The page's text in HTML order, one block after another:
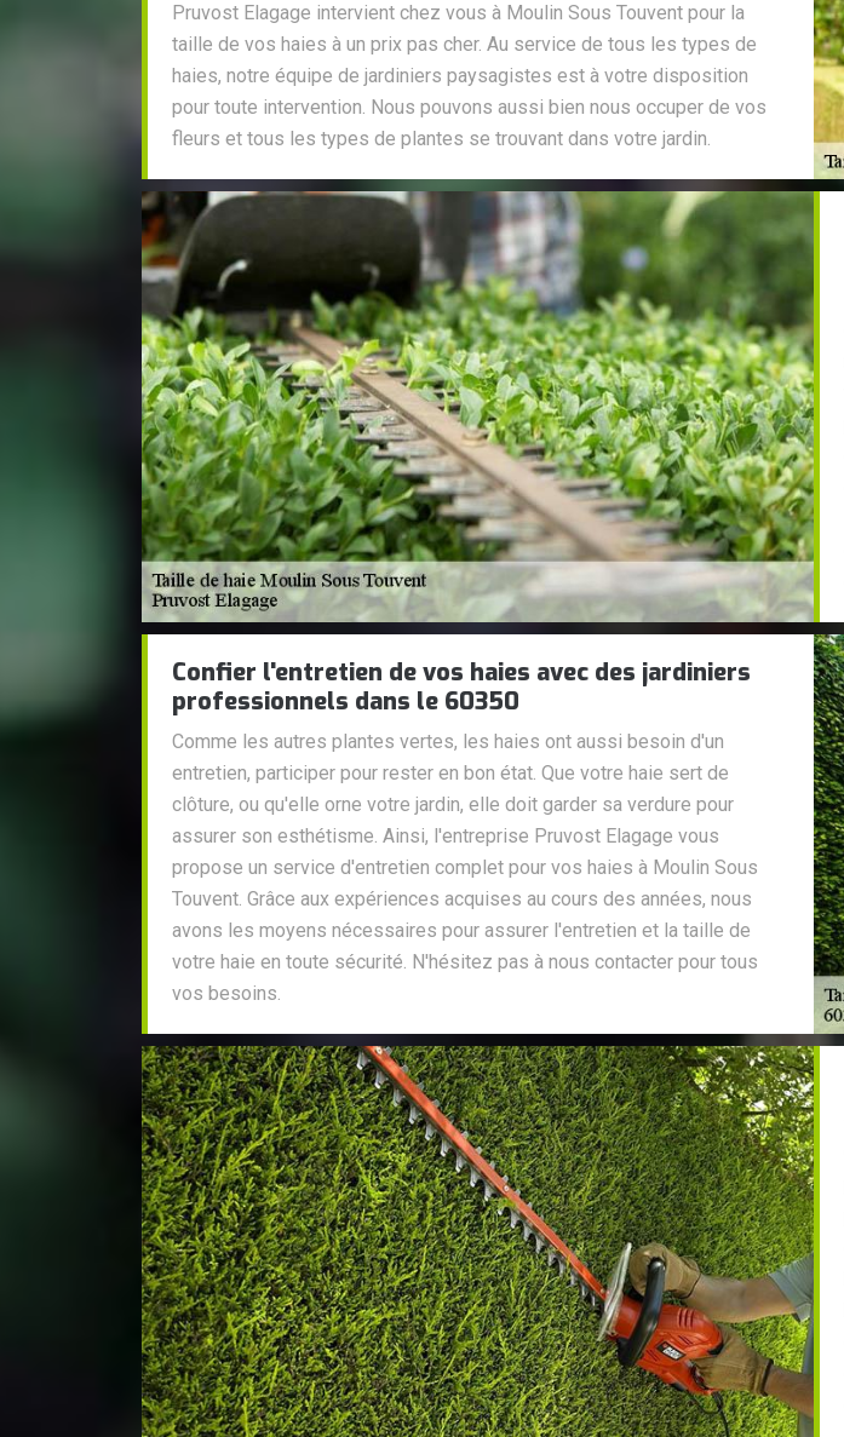
Pruvost Elagage intervient chez vous à Moulin Sous Touvent pour la
taille de vos haies à un prix pas cher. Au service de tous les types de
haies, notre équipe de jardiniers paysagistes est à votre disposition
pour toute intervention. Nous pouvons aussi bien nous occuper de vos
fleurs et tous les types de plantes se trouvant dans votre jardin.
Confier l'entretien de vos haies avec des jardiniers
professionnels dans le 60350
Comme les autres plantes vertes, les haies ont aussi besoin d'un
entretien, participer pour rester en bon état. Que votre haie sert de
clôture, ou qu'elle orne votre jardin, elle doit garder sa verdure pour
assurer son esthétisme. Ainsi, l'entreprise Pruvost Elagage vous
propose un service d'entretien complet pour vos haies à Moulin Sous
Touvent. Grâce aux expériences acquises au cours des années, nous
avons les moyens nécessaires pour assurer l'entretien et la taille de
votre haie en toute sécurité. N'hésitez pas à nous contacter pour tous
vos besoins.